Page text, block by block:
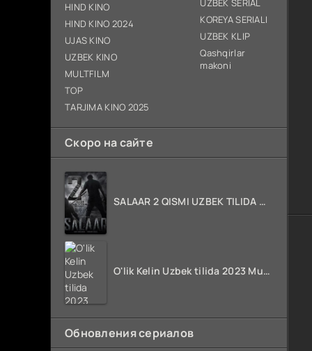
HIND KINO
HIND KINO 2024
UJAS KINO
UZBEK KINO
MULTFILM
TOP
TARJIMA KINO 2025
UZBEK SERIAL
KOREYA SERIALI
UZBEK KLIP
Qashqirlar
makoni
Скоро на сайте
SALAAR 2 QISMI UZBEK TILIDA HIND KINO 2024 TARJIMA 720p HD Skachat
O'lik Kelin Uzbek tilida 2023 Multfilm Tarjima kino skachat
Обновления сериалов